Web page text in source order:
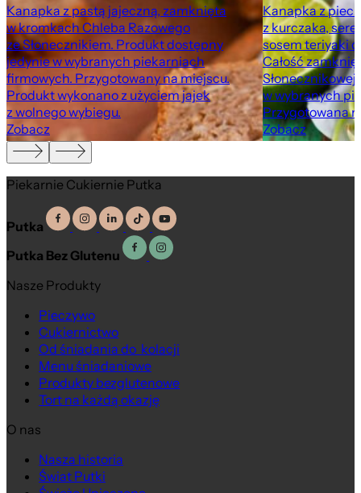
Kanapka z pastą jajeczną, zamknięta
w kromkach Chleba Razowego
ze Słonecznikiem. Produkt dostępny
jedynie w wybranych piekarniach
firmowych. Przygotowany na miejscu.
Produkt wykonano z użyciem jajek
z wolnego wybiegu.
Zobacz
Kanapka z
z kurczaka,
sosem teriyaki
Całość
w wybranych
Przygotowana
Zobacz
Piekarnie Cukiernie Putka
Putka
Putka Bez Glutenu
Nasze Produkty
Pieczywo
Cukiernictwo
Od śniadania do kolacji
Menu śniadaniowe
Produkty bezglutenowe
Tort na każdą okazję
O nas
Nasza historia
Świat Putki